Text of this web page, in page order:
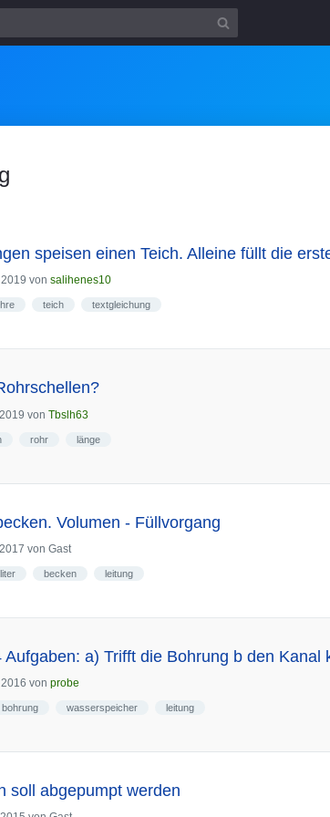
speisen einen Teich. Alleine füllt die
von salihenes10
teich textgleichung
von Tbslh63
rohr länge
Volumen - Füllvorgang
von Gast
liter becken leitung
Aufgaben: a) Trifft die Bohrung b den
von probe
bohrung wasserspeicher leitung
soll abgepumpt werden